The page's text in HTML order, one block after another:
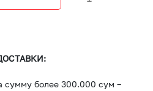
сумму более 300.000 сум –